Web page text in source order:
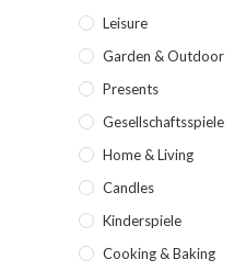
Leisure
Garden & Outdoor
Presents
Gesellschaftsspiele
Home & Living
Candles
Kinderspiele
Cooking & Baking